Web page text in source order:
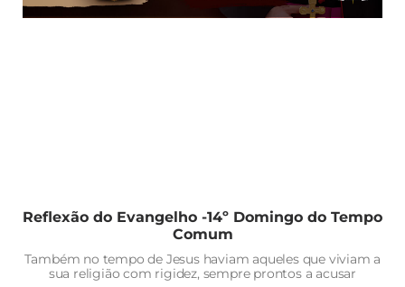
Reflexão do Evangelho -14º Domingo do Tempo
Comum
Também no tempo de Jesus haviam aqueles que viviam a
sua religião com rigidez, sempre prontos a acusar